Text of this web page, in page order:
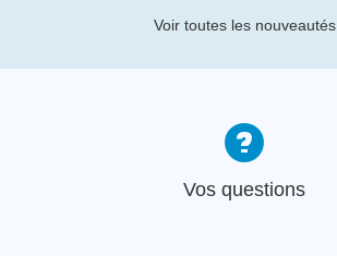
Voir toutes les nouveautés
Vos questions